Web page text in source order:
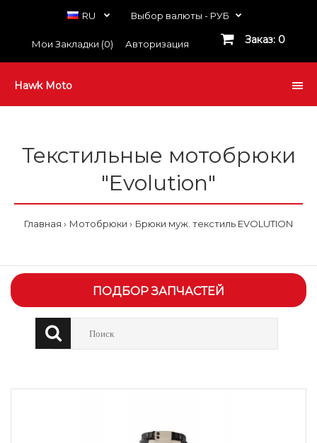
RU Выбор валюты - РУБ
Мои Закладки (0) Авторизация Заказ: 0
Hawk Moto
Текстильные мотобрюки
"Evolution"
Главная Мотобрюки Брюки муж. текстиль EVOLUTION
ПОДБОР ЗАПЧАСТЕЙ